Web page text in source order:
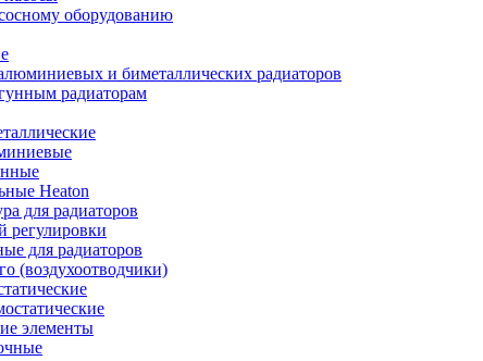
оборудованию
и биметаллических радиаторов
радиаторам
Heaton
для радиаторов
регулировки
для радиаторов
(воздухоотводчики)
элементы